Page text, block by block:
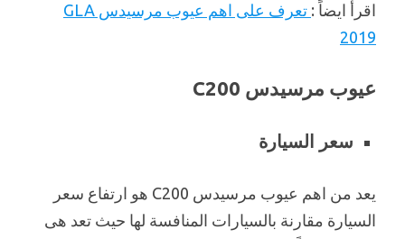
اقرأ ايضاً :
تعرف على اهم عيوب مرسيدس GLA
2019
عيوب مرسيدس C200
سعر السيارة
يعد من اهم عيوب مرسيدس C200 هو ارتفاع سعر
السيارة مقارنة بالسيارات المنافسة لها حيث تعد هى